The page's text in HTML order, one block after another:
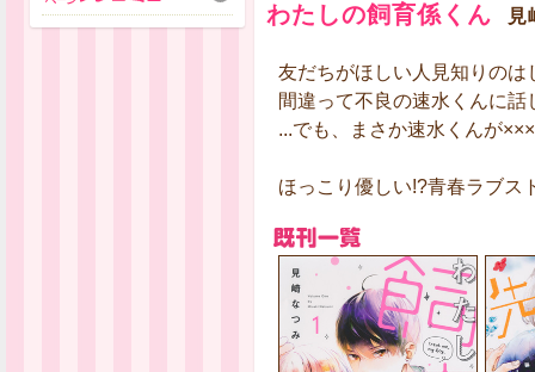
わたしの飼育係くん 見
友だちがほしい人見知りのは
間違って不良の速水くんに話
...でも、まさか速水くんが
ほっこり優しい!?青春ラブス